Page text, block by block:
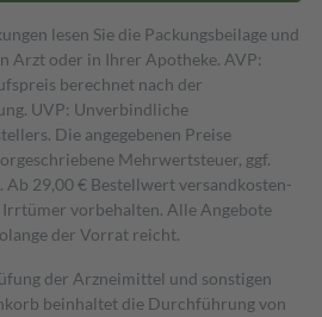
lesen Sie die Packungsbeilage und
Arzt oder in Ihrer Apotheke. AVP:
berechnet nach der
UVP: Unverbindliche
Die angegebenen Preise
Mehrwertsteuer, ggf.
Ab 29,00 € Bestell­wert versand­kosten­
vorbehalten. Alle Angebote
der Vorrat reicht.
der Arzneimittel und sonstigen
beinhaltet die Durchführung von